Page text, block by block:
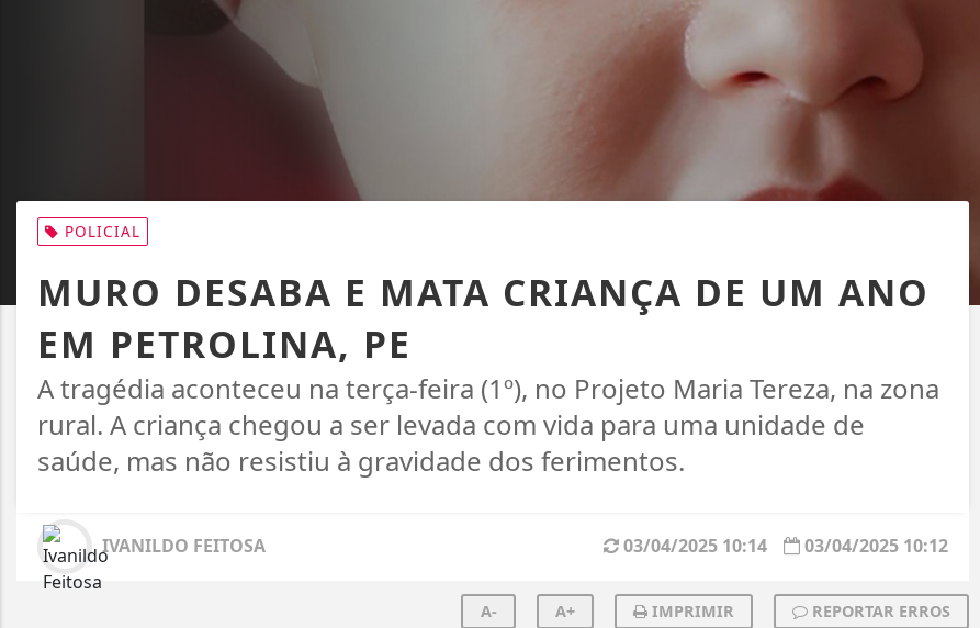
POLICIAL
MURO DESABA E MATA CRIANÇA DE UM ANO
EM PETROLINA, PE
A tragédia aconteceu na terça-feira (1º), no Projeto Maria Tereza, na zona
rural. A criança chegou a ser levada com vida para uma unidade de
saúde, mas não resistiu à gravidade dos ferimentos.
IVANILDO FEITOSA 03/04/2025 10:12
03/04/2025 10:14
A- A+ IMPRIMIR REPORTAR ERROS